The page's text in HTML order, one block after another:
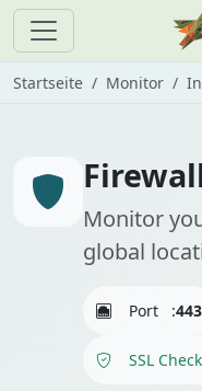
Startseite Monitor
Monitor
global
Port :443
SSL Check